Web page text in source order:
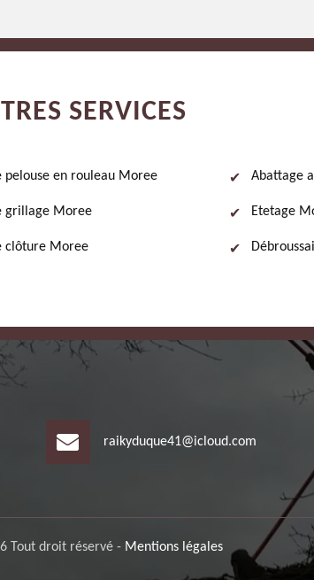
SERVICES
pelouse en rouleau Moree
grillage Moree
clôture Moree
Abattage
Etetage
raikyduque41@icloud.com
Tout droit réservé - Mentions légales